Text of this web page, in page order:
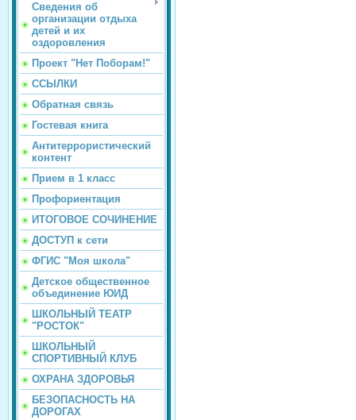
Сведения об
организации отдыха
детей и их
оздоровления
Проект "Нет Поборам!"
ССЫЛКИ
Обратная связь
Гостевая книга
Антитеррористический
контент
Прием в 1 класс
Профориентация
ИТОГОВОЕ СОЧИНЕНИЕ
ДОСТУП к сети
ФГИС "Моя школа"
Детское общественное
объединение ЮИД
ШКОЛЬНЫЙ ТЕАТР
"РОСТОК"
ШКОЛЬНЫЙ
СПОРТИВНЫЙ КЛУБ
ОХРАНА ЗДОРОВЬЯ
БЕЗОПАСНОСТЬ НА
ДОРОГАХ